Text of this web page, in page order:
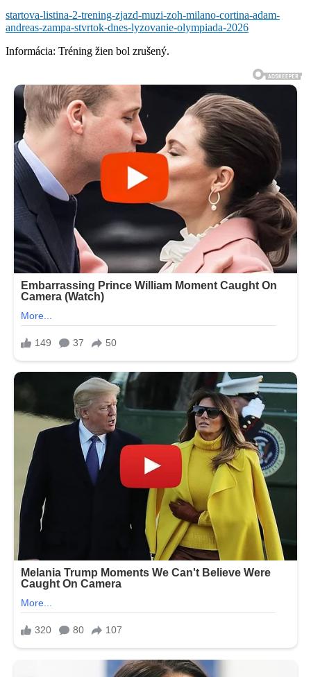
startova-listina-2-trening-zjazd-muzi-zoh-milano-cortina-adam-
andreas-zampa-stvrtok-dnes-lyzovanie-olympiada-2026
Informácia: Tréning žien bol zrušený.